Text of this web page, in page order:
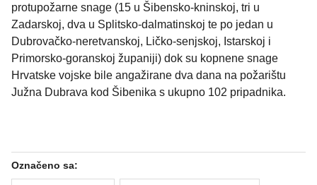
protupožarne snage (15 u Šibensko-kninskoj, tri u
Zadarskoj, dva u Splitsko-dalmatinskoj te po jedan u
Dubrovačko-neretvanskoj, Ličko-senjskoj, Istarskoj i
Primorsko-goranskoj županiji) dok su kopnene snage
Hrvatske vojske bile angažirane dva dana na požarištu
Južna Dubrava kod Šibenika s ukupno 102 pripadnika.
Označeno sa: